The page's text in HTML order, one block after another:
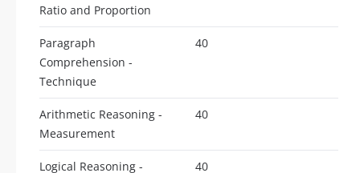
Ratio and Proportion
Paragraph
Comprehension -
Technique
40
Arithmetic Reasoning -
Measurement
40
Logical Reasoning -
40